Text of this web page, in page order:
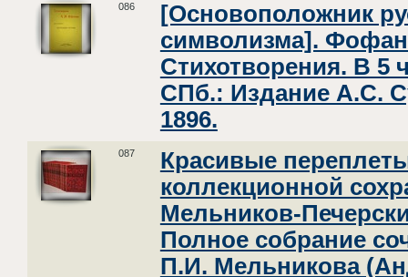
086
[Основоположник
символизма].
Стихотворения. В 5
СПб.: Издание А.С.
1896.
087
Красивые
коллекционной
Мельников-
Полное собрание
П.И. Мельникова